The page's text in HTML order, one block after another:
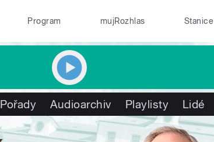
Program mujRozhlas Stanice
Pořady Audioarchiv Playlisty Lidé